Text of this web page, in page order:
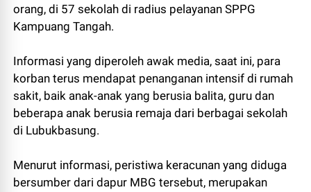
orang, di 57 sekolah di radius pelayanan SPPG
Kampuang Tangah.
Informasi yang diperoleh awak media, saat ini, para
korban terus mendapat penanganan intensif di rumah
sakit, baik anak-anak yang berusia balita, guru dan
beberapa anak berusia remaja dari berbagai sekolah
di Lubukbasung.
Menurut informasi, peristiwa keracunan yang diduga
bersumber dari dapur MBG tersebut, merupakan